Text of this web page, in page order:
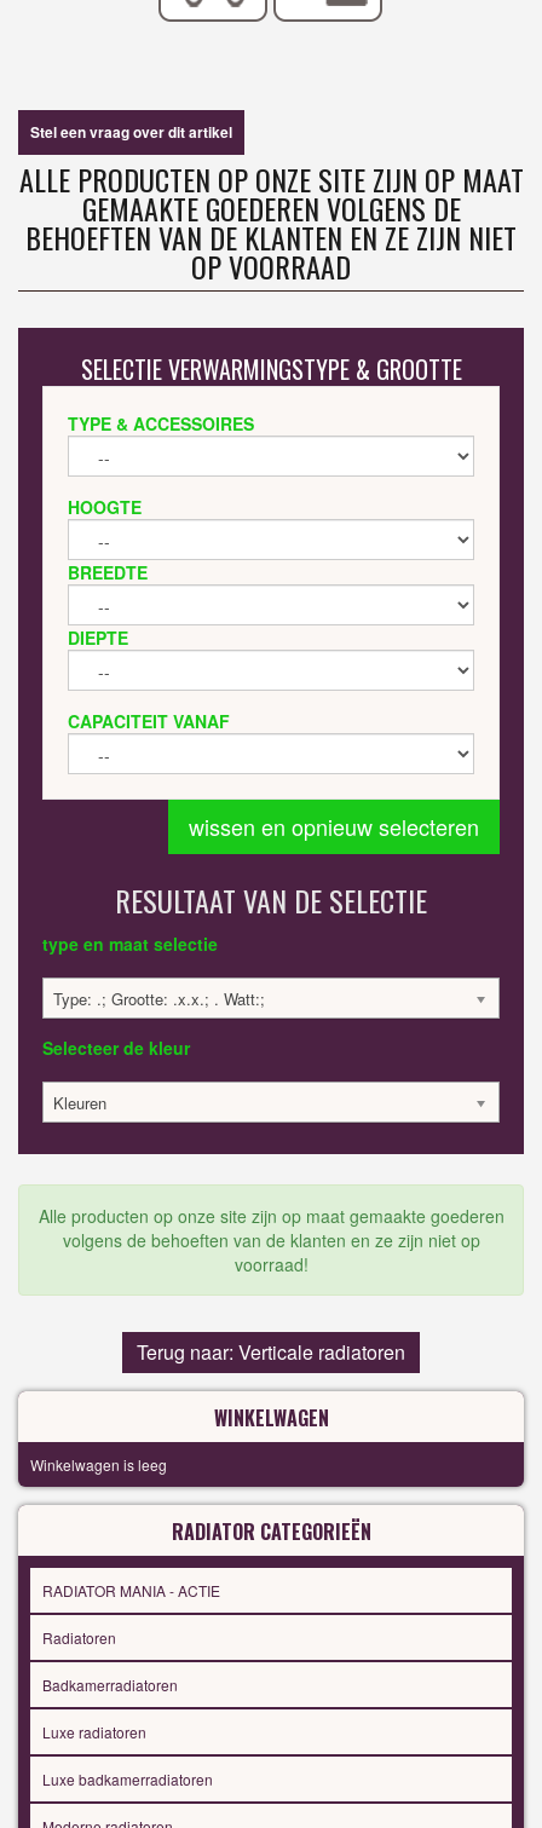
Stel een vraag over dit artikel
ALLE PRODUCTEN OP ONZE SITE ZIJN OP MAAT
GEMAAKTE GOEDEREN VOLGENS DE
BEHOEFTEN VAN DE KLANTEN EN ZE ZIJN NIET
OP VOORRAAD
SELECTIE VERWARMINGSTYPE & GROOTTE
TYPE & ACCESSOIRES
HOOGTE
BREEDTE
DIEPTE
CAPACITEIT VANAF
wissen en opnieuw selecteren
RESULTAAT VAN DE SELECTIE
type en maat selectie
Type: .; Grootte: .x.x.; . Watt:;
Selecteer de kleur
Kleuren
Alle producten op onze site zijn op maat gemaakte goederen
volgens de behoeften van de klanten en ze zijn niet op
voorraad!
Terug naar: Verticale radiatoren
WINKELWAGEN
Winkelwagen is leeg
RADIATOR CATEGORIEËN
RADIATOR MANIA - ACTIE
Radiatoren
Badkamerradiatoren
Luxe radiatoren
Luxe badkamerradiatoren